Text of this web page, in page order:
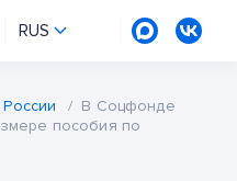
RUS
/ В Соцфонде
пособия по